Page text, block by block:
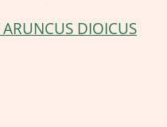
ARUNCUS DIOICUS